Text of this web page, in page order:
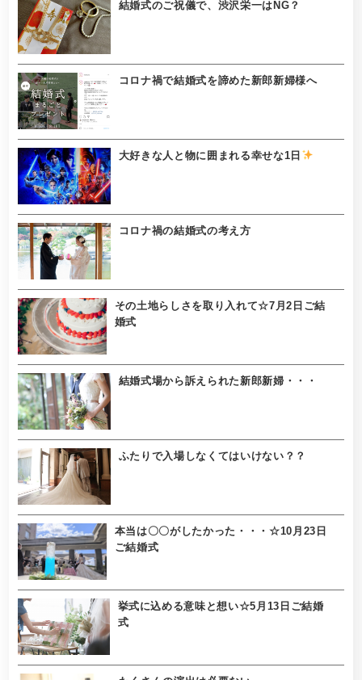
結婚式のご祝儀で、渋沢栄一はNG？
コロナ禍で結婚式を諦めた新郎新婦様へ
大好きな人と物に囲まれる幸せな1日
コロナ禍の結婚式の考え方
その土地らしさを取り入れて☆7月2日ご結
婚式
結婚式場から訴えられた新郎新婦・・・
ふたりで入場しなくてはいけない？？
本当は〇〇がしたかった・・・☆10月23日
ご結婚式
挙式に込める意味と想い☆5月13日ご結婚
式